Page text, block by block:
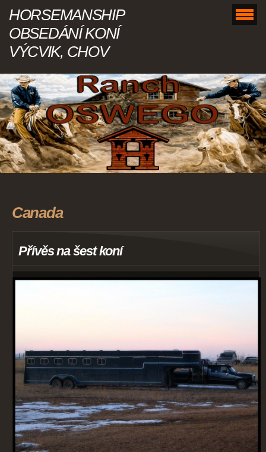
HORSEMANSHIP
OBSEDÁNÍ KONÍ
VÝCVIK, CHOV
Canada
Přívěs na šest koní